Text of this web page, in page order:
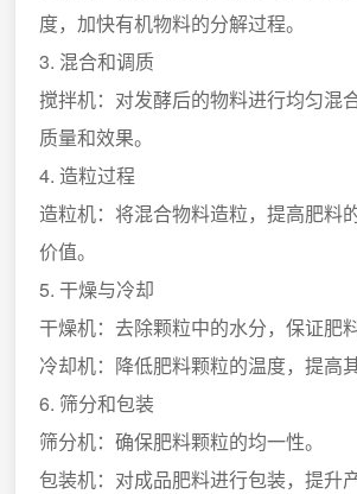
度，加快有机物料的分解过程。
3. 混合和调质
搅拌机：对发酵后的物料进行均匀混
质量和效果。
4. 造粒过程
造粒机：将混合物料造粒，提高肥料
价值。
5. 干燥与冷却
干燥机：去除颗粒中的水分，保证肥
冷却机：降低肥料颗粒的温度，提高
6. 筛分和包装
筛分机：确保肥料颗粒的均一性。
包装机：对成品肥料进行包装，提升